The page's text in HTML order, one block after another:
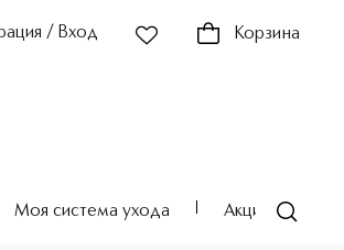
/ Вход Корзина
Моя система ухода Акции